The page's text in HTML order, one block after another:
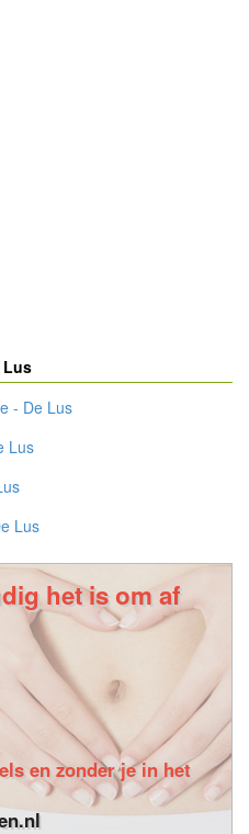
Lus
- De Lus
Lus
Lus
het is om af
en zonder je in het